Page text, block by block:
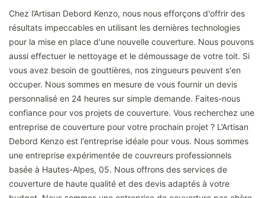
Chez l’Artisan Debord Kenzo, nous nous efforçons d'offrir des
résultats impeccables en utilisant les dernières technologies
pour la mise en place d'une nouvelle couverture. Nous pouvons
aussi effectuer le nettoyage et le démoussage de votre toit. Si
vous avez besoin de gouttières, nos zingueurs peuvent s'en
occuper. Nous sommes en mesure de vous fournir un devis
personnalisé en 24 heures sur simple demande. Faites-nous
confiance pour vos projets de couverture. Vous recherchez une
entreprise de couverture pour votre prochain projet ? L’Artisan
Debord Kenzo est l'entreprise idéale pour vous. Nous sommes
une entreprise expérimentée de couvreurs professionnels
basée à Hautes-Alpes, 05. Nous offrons des services de
couverture de haute qualité et des devis adaptés à votre